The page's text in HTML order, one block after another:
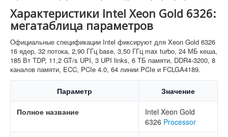
Характеристики Intel Xeon Gold 6326:
мегатаблица параметров
Официальные спецификации Intel фиксируют для Xeon Gold 6326
16 ядер, 32 потока, 2,90 ГГц base, 3,50 ГГц max turbo, 24 МБ кеша,
185 Вт TDP, 11,2 GT/s UPI, 3 UPI links, 6 ТБ памяти, DDR4-3200, 8
каналов памяти, ECC, PCIe 4.0, 64 линии PCIe и FCLGA4189.
Параметр Значение
Полное название
Intel Xeon Gold
6326 Processor